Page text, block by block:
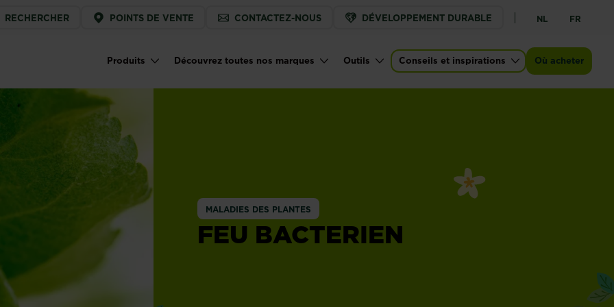
RECHERCHER POINTS DE VENTE CONTACTEZ-NOUS DÉVELOPPEMENT DURABLE NL FR
Main navigation
Produits Découvrez toutes nos marques Outils Conseils et inspirations Où acheter
MALADIES DES PLANTES
FEU BACTERIEN